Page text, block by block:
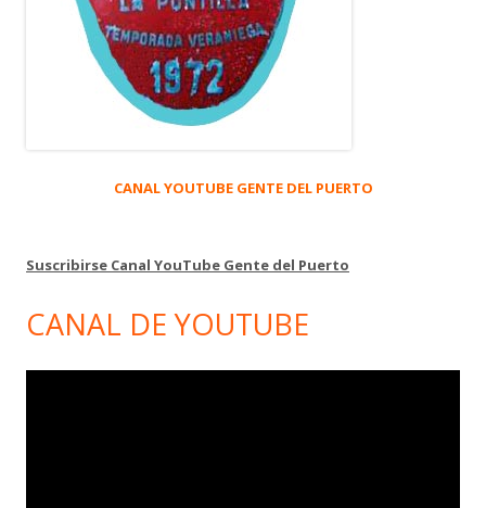
CANAL YOUTUBE GENTE DEL PUERTO
Suscribirse Canal YouTube Gente del Puerto
CANAL DE YOUTUBE